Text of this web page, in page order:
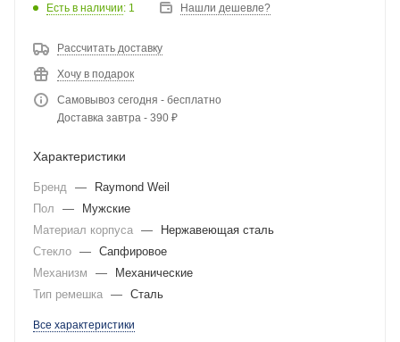
Есть в наличии: 1 Нашли дешевле?
Рассчитать доставку
Хочу в подарок
Самовывоз сегодня - бесплатно
Доставка завтра - 390 ₽
Характеристики
Бренд —
Raymond Weil
Пол
—
Мужские
Материал корпуса —
Нержавеющая сталь
Стекло — Сапфировое
Механизм
—
Механические
Тип ремешка — Сталь
Все характеристики